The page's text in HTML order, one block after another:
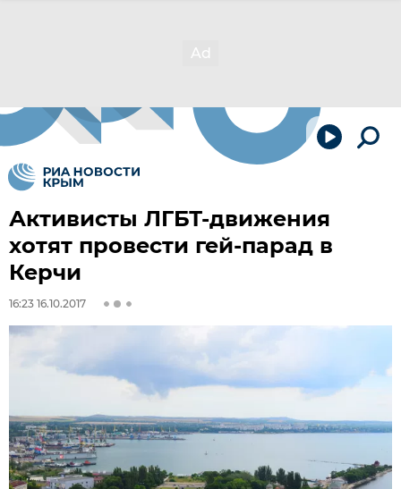
Активисты ЛГБТ-движения
хотят провести гей-парад в
Керчи
16:23 16.10.2017